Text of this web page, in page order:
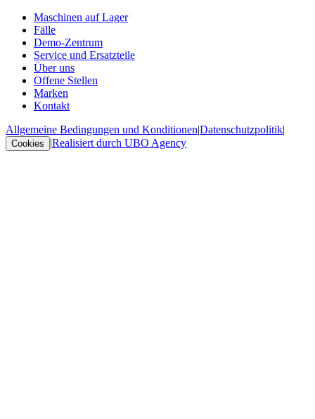
Maschinen auf Lager
Fälle
Demo-Zentrum
Service und Ersatzteile
Über uns
Offene Stellen
Marken
Kontakt
Allgemeine Bedingungen und Konditionen|Datenschutzpolitik|
Cookies |Realisiert durch UBO Agency